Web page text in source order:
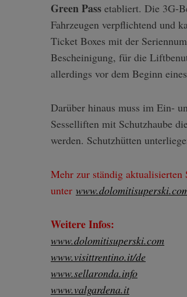
Green Pass etabliert. Die 3G-
Fahrzeugen verpflichtend und
Ticket Boxes mit der
Bescheinigung, für die
allerdings vor dem Beginn
Darüber hinaus muss im Ein-
Sesselliften mit Schutzhaube
werden. Schutzhütten
Mehr zur ständig
unter
Weitere Infos:
www.dolomitisuperski.com
www.visittrentino.it/de
www.sellaronda.info
www.valgardena.it